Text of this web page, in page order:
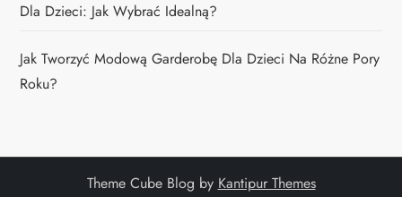
Dla Dzieci: Jak Wybrać Idealną?
Jak Tworzyć Modową Garderobę Dla Dzieci Na Różne Pory
Roku?
Theme Cube Blog by Kantipur Themes